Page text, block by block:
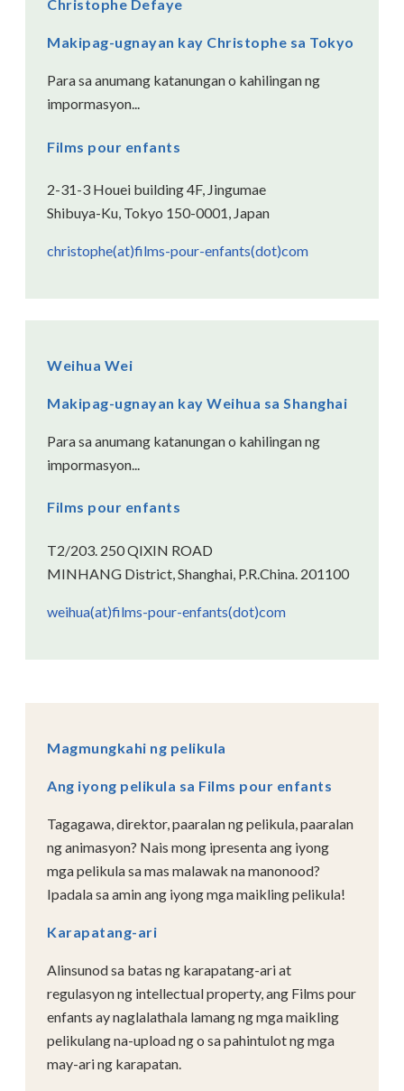
Christophe Defaye
Makipag-ugnayan kay Christophe sa Tokyo
Para sa anumang katanungan o kahilingan ng
impormasyon...
Films pour enfants
2-31-3 Houei building 4F, Jingumae
Shibuya-Ku, Tokyo 150-0001, Japan
christophe(at)films-pour-enfants(dot)com
Weihua Wei
Makipag-ugnayan kay Weihua sa Shanghai
Para sa anumang katanungan o kahilingan ng
impormasyon...
Films pour enfants
T2/203. 250 QIXIN ROAD
MINHANG District, Shanghai, P.R.China. 201100
weihua(at)films-pour-enfants(dot)com
Magmungkahi ng pelikula
Ang iyong pelikula sa Films pour enfants
Tagagawa, direktor, paaralan ng pelikula, paaralan
ng animasyon? Nais mong ipresenta ang iyong
mga pelikula sa mas malawak na manonood?
Ipadala sa amin ang iyong mga maikling pelikula!
Karapatang-ari
Alinsunod sa batas ng karapatang-ari at
regulasyon ng intellectual property, ang Films pour
enfants ay naglalathala lamang ng mga maikling
pelikulang na-upload ng o sa pahintulot ng mga
may-ari ng karapatan.